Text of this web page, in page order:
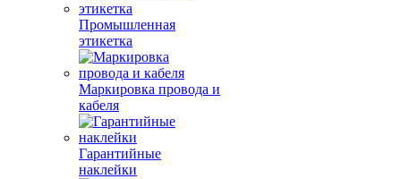
Промышленная
этикетка
Маркировка провода и
кабеля
Гарантийные
наклейки